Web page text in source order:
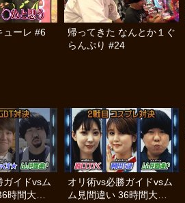
ューレ #6
帰ってきた なんとか１ぐ
らんぷり #24
ガイドvsム
時間大決
オリ術vs必勝ガイドvsム
ム見間違い 36時間大決